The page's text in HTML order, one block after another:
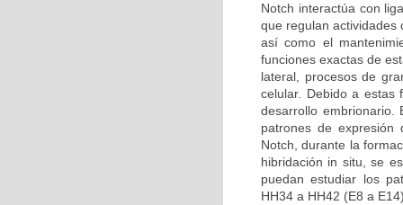
Notch interactúa con
que regulan actividades
así como el
funciones exactas de
lateral, procesos de
celular. Debido a estas
desarrollo embrionario.
patrones de
Notch, durante la
hibridación in situ, se
puedan estudiar los
HH34 a HH42 (E8 a